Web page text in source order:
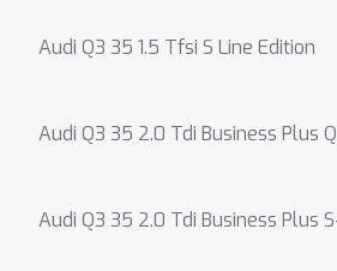
Audi Q3 35 1.5 Tfsi S Line Edition
Audi Q3 35 2.0 Tdi Business Plus
Audi Q3 35 2.0 Tdi Business Plus